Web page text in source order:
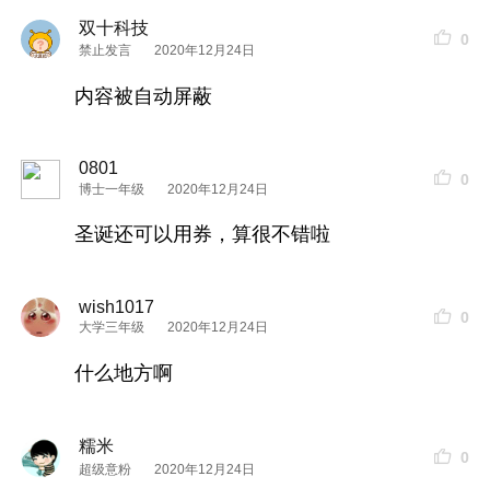
双十科技
禁止发言 2020年12月24日
0
内容被自动屏蔽
0801
博士一年级 2020年12月24日
0
圣诞还可以用券，算很不错啦
wish1017
大学三年级 2020年12月24日
0
什么地方啊
糯米
超级意粉 2020年12月24日
0